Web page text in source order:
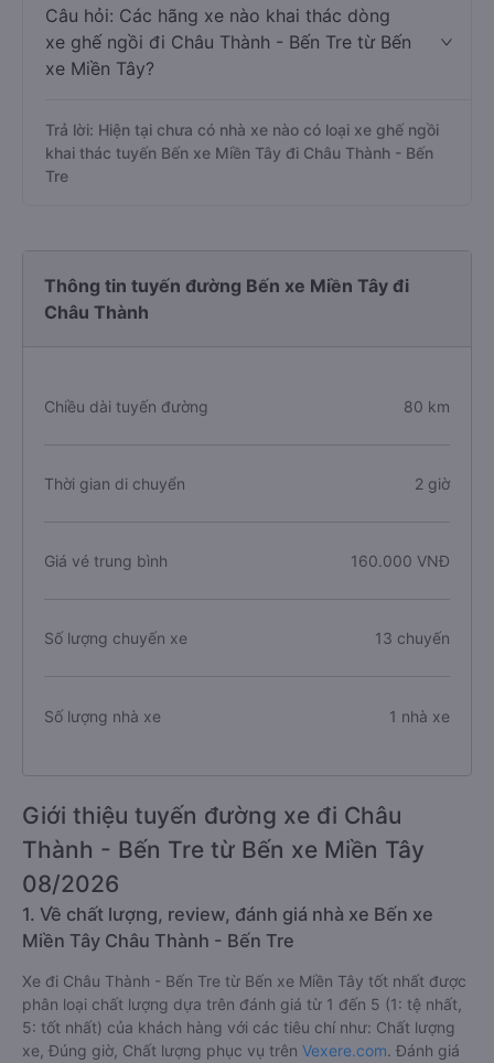
Câu hỏi: Các hãng xe nào khai thác dòng
xe ghế ngồi đi Châu Thành - Bến Tre từ Bến
xe Miền Tây?
Trả lời: Hiện tại chưa có nhà xe nào có loại xe ghế ngồi
khai thác tuyến Bến xe Miền Tây đi Châu Thành - Bến
Tre
Thông tin tuyến đường Bến xe Miền Tây đi
Châu Thành
Chiều dài tuyến đường 80 km
Thời gian di chuyển 2 giờ
Giá vé trung bình 160.000 VNĐ
Số lượng chuyến xe 13 chuyến
Số lượng nhà xe 1 nhà xe
Giới thiệu tuyến đường xe đi Châu
Thành - Bến Tre từ Bến xe Miền Tây
08/2026
1. Về chất lượng, review, đánh giá nhà xe Bến xe
Miền Tây Châu Thành - Bến Tre
Xe đi Châu Thành - Bến Tre từ Bến xe Miền Tây tốt nhất được
phân loại chất lượng dựa trên đánh giá từ 1 đến 5 (1: tệ nhất,
5: tốt nhất) của khách hàng với các tiêu chí như: Chất lượng
xe, Đúng giờ, Chất lượng phục vụ trên Vexere.com. Đánh giá